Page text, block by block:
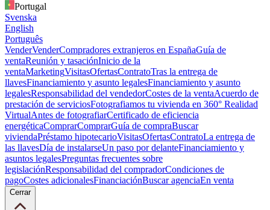
Portugal
Svenska
English
Português
VenderVenderCompradores extranjeros en EspañaGuía de
ventaReunión y tasaciónInicio de la
ventaMarketingVisitasOfertasContratoTras la entrega de
llavesFinanciamiento y asunto legalesFinanciamiento y asunto
legalesResponsabilidad del vendedorCostes de la ventaAcuerdo de
prestación de serviciosFotografiamos tu vivienda en 360° Realidad
VirtualAntes de fotografiarCertificado de eficiencia
energéticaComprarComprarGuía de compraBuscar
viviendaPréstamo hipotecarioVisitasOfertasContratoLa entrega de
las llavesDía de instalarseUn paso por delanteFinanciamiento y
asuntos legalesPreguntas frecuentes sobre
legislaciónResponsabilidad del compradorCondiciones de
pagoCostes adicionalesFinanciaciónBuscar agenciaEn venta
Cerrar